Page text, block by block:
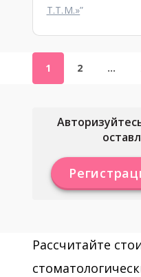
Т.Т.М.»”
1 2 …
Рассчитайте